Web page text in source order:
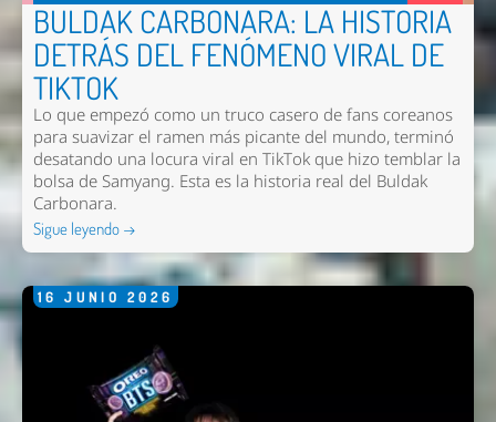
BULDAK CARBONARA: LA HISTORIA
DETRÁS DEL FENÓMENO VIRAL DE
TIKTOK
Lo que empezó como un truco casero de fans coreanos
para suavizar el ramen más picante del mundo, terminó
desatando una locura viral en TikTok que hizo temblar la
bolsa de Samyang. Esta es la historia real del Buldak
Carbonara.
Sigue leyendo →
16 JUNIO 2026